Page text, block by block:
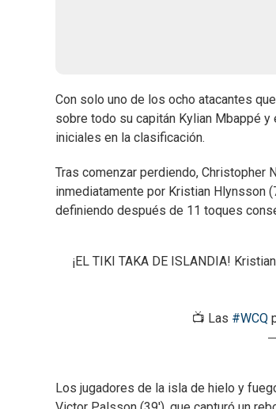
Con solo uno de los ocho atacantes
sobre todo su capitán Kylian Mbappé
iniciales en la clasificación.
Tras comenzar perdiendo, Christopher
inmediatamente por Kristian Hlynsson
definiendo después de 11 toques
¡EL TIKI TAKA DE ISLANDIA!
📺 Las #WCQ
Los jugadores de la isla de hielo y